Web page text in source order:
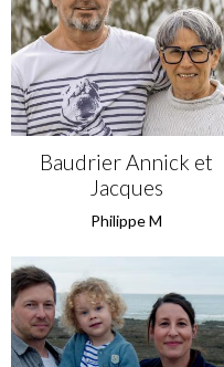
Baudrier Annick et
Jacques
Philippe M